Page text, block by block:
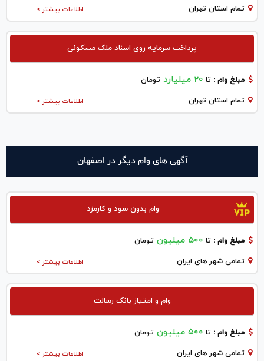
اطلاعات بیشتر > تمام استان تهران
پرداخت سرمایه روی اسناد ملک مسکونی
مبلغ وام : تا 20 میلیارد تومان
اطلاعات بیشتر > تمام استان تهران
آگهی های وام دیگر در اصفهان
وام بدون سود و کارمزد
مبلغ وام : تا 500 میلیون تومان
اطلاعات بیشتر > تمامی شهر های ایران
وام و امتیاز بانک رسالت
مبلغ وام : تا ۵۰۰ میلیون تومان
اطلاعات بیشتر > تمامی شهر های ایران